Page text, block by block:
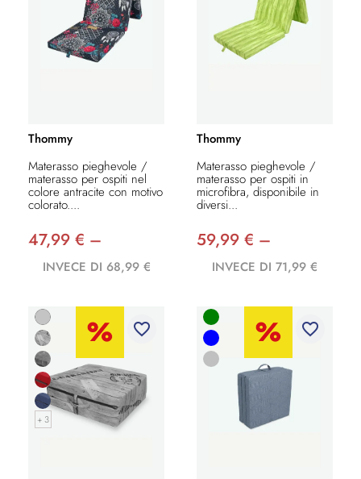
Thommy
Materasso pieghevole /
materasso per ospiti nel
colore antracite con motivo
colorato....
47,99 € –
INVECE DI 68,99 €
Thommy
Materasso pieghevole /
materasso per ospiti in
microfibra, disponibile in
diversi...
59,99 € –
INVECE DI 71,99 €
+ 3
favorite_border favorite_border